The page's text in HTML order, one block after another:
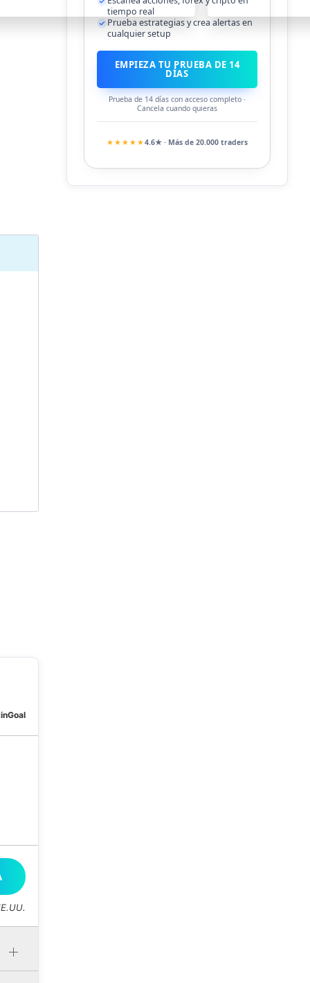
tiempo real
Prueba estrategias y crea alertas en
cualquier setup
EMPIEZA TU PRUEBA DE 14
DÍAS
Prueba de 14 días con acceso completo ·
Cancela cuando quieras
★★★★★4.6★ · Más de 20.000 traders